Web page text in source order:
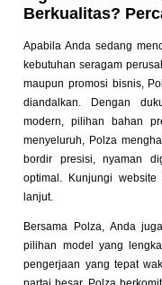
Berkualitas?
Apabila Anda sedang
kebutuhan seragam
maupun promosi bisnis,
diandalkan. Dengan
modern, pilihan bahan
menyeluruh, Polza
bordir presisi, nyaman
optimal. Kunjungi
lanjut.
Bersama Polza, Anda
pilihan model yang
pengerjaan yang tepat